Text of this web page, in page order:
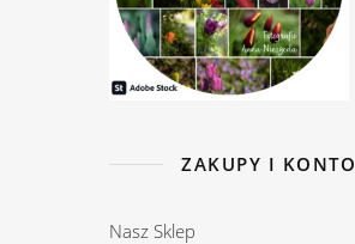
ZAKUPY I KONTO
Nasz Sklep